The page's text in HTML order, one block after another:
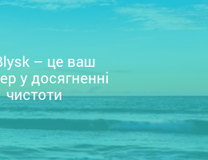
– це ваш
у досягненні
чистоти